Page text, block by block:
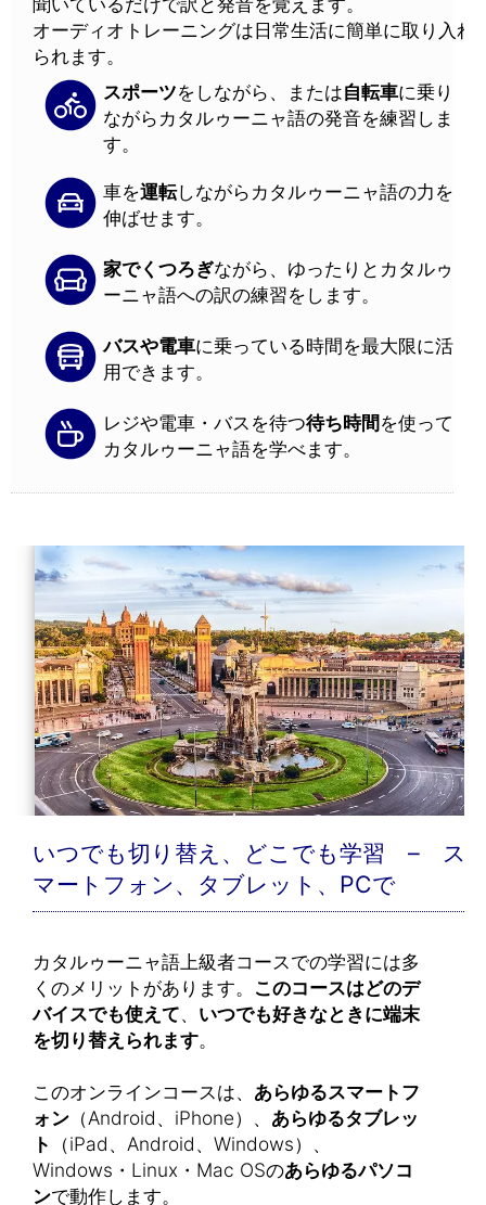
オーディオトレーニングは日常生活に簡単に取り入れ
られます。
スポーツをしながら、または自転車に乗り
ながらカタルゥーニャ語の発音を練習しま
す。
車を運転しながらカタルゥーニャ語の力を
伸ばせます。
家でくつろぎながら、ゆったりとカタルゥ
ーニャ語への訳の練習をします。
バスや電車に乗っている時間を最大限に活
用できます。
レジや電車・バスを待つ待ち時間を使って
カタルゥーニャ語を学べます。
いつでも切り替え、どこでも学習 – ス
マートフォン、タブレット、PCで
カタルゥーニャ語上級者コースでの学習には多
くのメリットがあります。 このコースはどのデ
バイスでも使えて、 いつでも好きなときに端末
を切り替えられます。
このオンラインコースは、 あらゆるスマートフ
ォン （Android、iPhone）、 あらゆるタブレッ
ト
（iPad、Android、Windows）、
Windows・Linux・Mac OSのあらゆるパソコ
ンで動作します。